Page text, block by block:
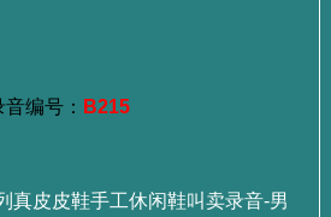
音编号： B215
真皮皮鞋手工休闲鞋叫卖录音-男